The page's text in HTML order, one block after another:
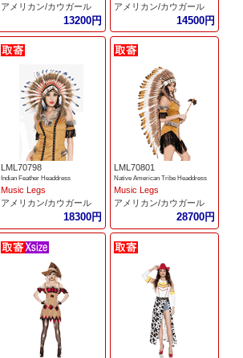
アメリカン/カウガール
13200円
アメリカン/カウガール
14500円
LML70798
Indian Feather Headdress
Music Legs
アメリカン/カウガール
18300円
LML70801
Native American Tribe Headdress
Music Legs
アメリカン/カウガール
28700円